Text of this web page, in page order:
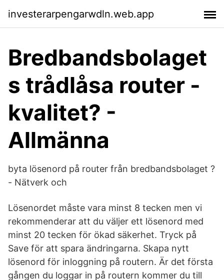
investerarpengarwdln.web.app
Bredbandsbolaget
s trådlåsa router -
kvalitet? -
Allmänna
byta lösenord på router från bredbandsbolaget ?
- Nätverk och
Lösenordet måste vara minst 8 tecken men vi
rekommenderar att du väljer ett lösenord med
minst 20 tecken för ökad säkerhet. Tryck på
Save för att spara ändringarna. Skapa nytt
lösenord för inloggning på routern. Är det första
gången du loggar in på routern kommer du till